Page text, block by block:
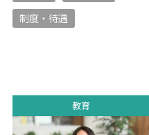
制度・待遇
教育